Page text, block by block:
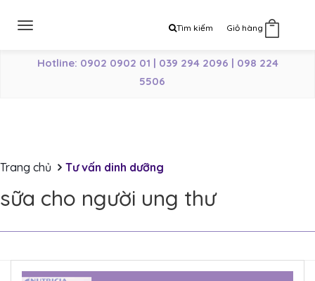
Hotline: 0902 0902 01 | 039 294 2096 | 098 224
5506
Tìm kiếm Giỏ hàng
Toggle
Trang chủ Tư vấn dinh dưỡng
sữa cho người ung thư